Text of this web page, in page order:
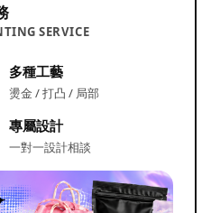
SERVICE
多種工藝
燙金 / 打凸 / 局部
專屬設計
一對一設計相談